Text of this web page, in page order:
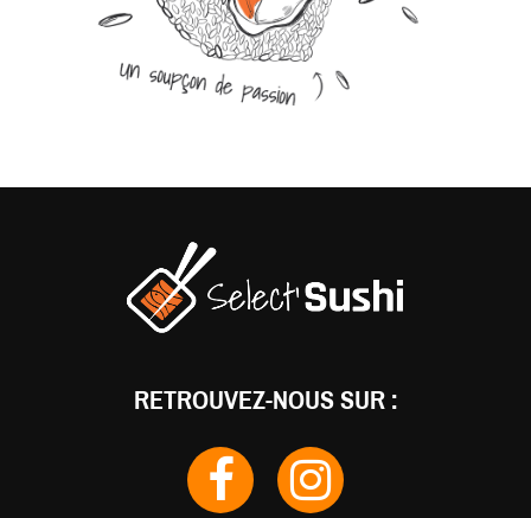
RETROUVEZ-NOUS SUR :